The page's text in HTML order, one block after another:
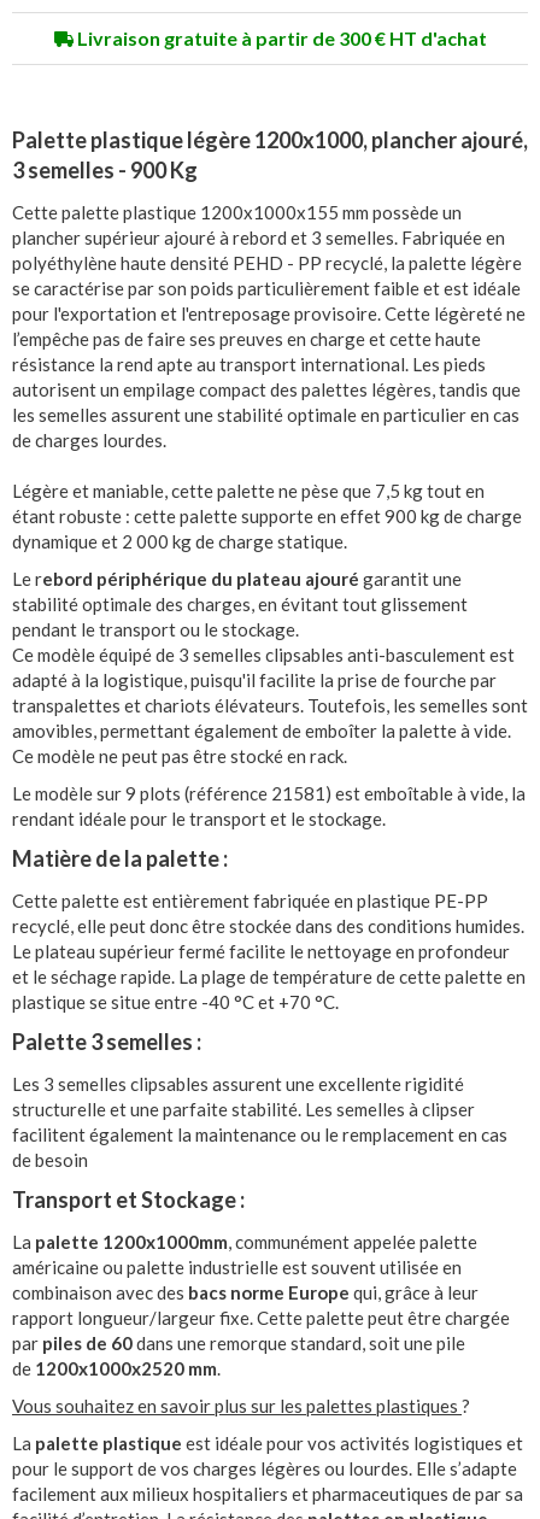
Livraison gratuite à partir de 300 € HT d'achat
Palette plastique légère 1200x1000, plancher ajouré,
3 semelles - 900 Kg
Cette palette plastique 1200x1000x155 mm possède un
plancher supérieur ajouré à rebord et 3 semelles. Fabriquée en
polyéthylène haute densité PEHD - PP recyclé, la palette légère
se caractérise par son poids particulièrement faible et est idéale
pour l'exportation et l'entreposage provisoire. Cette légèreté ne
l’empêche pas de faire ses preuves en charge et cette haute
résistance la rend apte au transport international. Les pieds
autorisent un empilage compact des palettes légères, tandis que
les semelles assurent une stabilité optimale en particulier en cas
de charges lourdes.
Légère et maniable, cette palette ne pèse que 7,5 kg tout en
étant robuste : cette palette supporte en effet 900 kg de charge
dynamique et 2 000 kg de charge statique.
Le rebord périphérique du plateau ajouré garantit une
stabilité optimale des charges, en évitant tout glissement
pendant le transport ou le stockage.
Ce modèle équipé de 3 semelles clipsables anti-basculement est
adapté à la logistique, puisqu'il facilite la prise de fourche par
transpalettes et chariots élévateurs. Toutefois, les semelles sont
amovibles, permettant également de emboîter la palette à vide.
Ce modèle ne peut pas être stocké en rack.
Le modèle sur 9 plots (référence 21581) est emboîtable à vide, la
rendant idéale pour le transport et le stockage.
Matière de la palette :
Cette palette est entièrement fabriquée en plastique PE-PP
recyclé, elle peut donc être stockée dans des conditions humides.
Le plateau supérieur fermé facilite le nettoyage en profondeur
et le séchage rapide. La plage de température de cette palette en
plastique se situe entre -40 °C et +70 °C.
Palette 3 semelles :
Les 3 semelles clipsables assurent une excellente rigidité
structurelle et une parfaite stabilité. Les semelles à clipser
facilitent également la maintenance ou le remplacement en cas
de besoin
Transport et Stockage :
La palette 1200x1000mm, communément appelée palette
américaine ou palette industrielle est souvent utilisée en
combinaison avec des bacs norme Europe qui, grâce à leur
rapport longueur/largeur fixe. Cette palette peut être chargée
par piles de 60dans une remorque standard, soit une pile
de 1200x1000x2520 mm.
Vous souhaitez en savoir plus sur les palettes plastiques ?
La palette plastique est idéale pour vos activités logistiques et
pour le support de vos charges légères ou lourdes. Elle s’adapte
facilement aux milieux hospitaliers et pharmaceutiques de par sa